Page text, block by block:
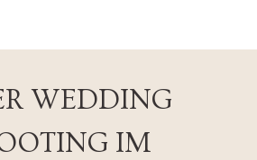
WEDDING
IM